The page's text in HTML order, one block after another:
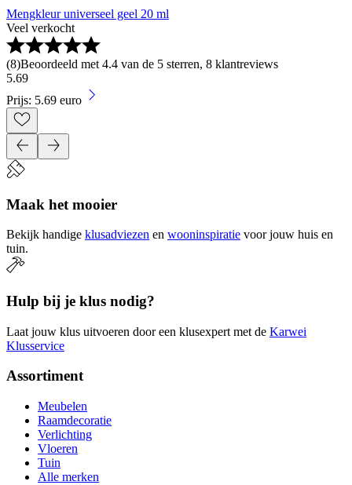
Mengkleur universeel geel 20 ml
Veel verkocht
(8)Beoordeeld met 4.4 van de 5 sterren, 8 klantreviews
5.69
Prijs: 5.69 euro
Maak het mooier
Bekijk handige klusadviezen en wooninspiratie voor jouw huis en
tuin.
Hulp bij je klus nodig?
Laat jouw klus uitvoeren door een klusexpert met de Karwei
Klusservice
Assortiment
Meubelen
Raamdecoratie
Verlichting
Vloeren
Tuin
Alle merken